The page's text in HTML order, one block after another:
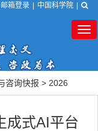
邮箱登录 中国科学院
咨询快报 > 2026
成式AI平台